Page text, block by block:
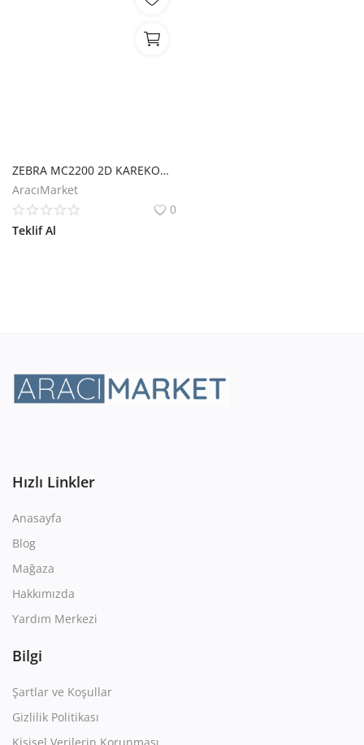
ZEBRA MC2200 2D KAREKOD ANDROID 11 2GB/16GB WIFI+BLUETOOTH 4" TUŞLU EL TERMİNALİ+ CRADLE
AracıMarket
0
Teklif Al
Hızlı Linkler
Anasayfa
Blog
Mağaza
Hakkımızda
Yardım Merkezi
Bilgi
Şartlar ve Koşullar
Gizlilik Politikası